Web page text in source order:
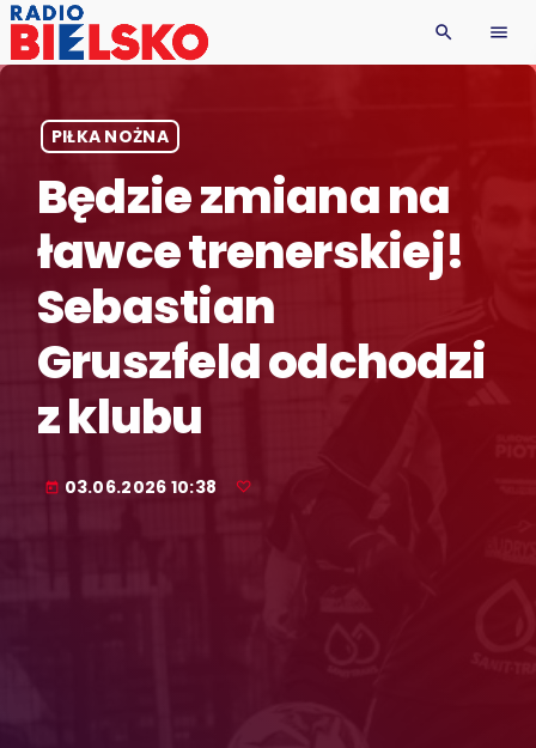
search menu
PIŁKA NOŻNA
Będzie zmiana na
ławce trenerskiej!
Sebastian
Gruszfeld odchodzi
z klubu
today 03.06.2026 10:38